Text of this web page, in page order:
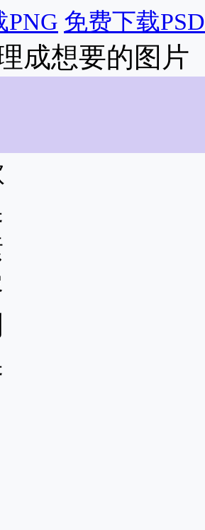
PNG 免费下载PSD
成想要的图片